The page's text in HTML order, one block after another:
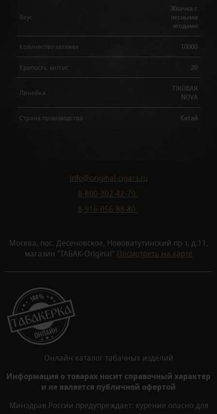
Вкус
Жвачка с
лесными
ягодами
Количество затяжек 10000
Крепость, мг/сиг 20
Линейка
TIKOBAR
NOVA
Страна производства Китай
info@original-cigars.ru
8-800-302-42-70
8-916-056-88-80
Москва, пос. Десеновское, Нововатутинский пр-т, д.11,
магазин "ТАБАК-Original" Посмотреть на карте
Онлайн каталог табачных изделий
Информация о товарах носит справочный характер
и не является публичной офертой
Минздрав России предупреждает: курение опасно для